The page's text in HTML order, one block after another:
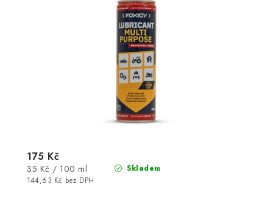
Skladem
144,63 Kč bez DPH
175 Kč
Měrná
cena:
35 Kč / 100 ml